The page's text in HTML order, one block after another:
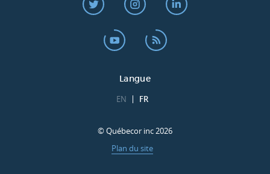
Langue
EN FR
© Québecor inc 2026
Plan du site